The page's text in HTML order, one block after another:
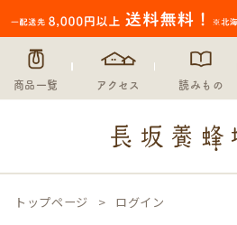
商品一覧 アクセス 読みもの
トップページ ログイン